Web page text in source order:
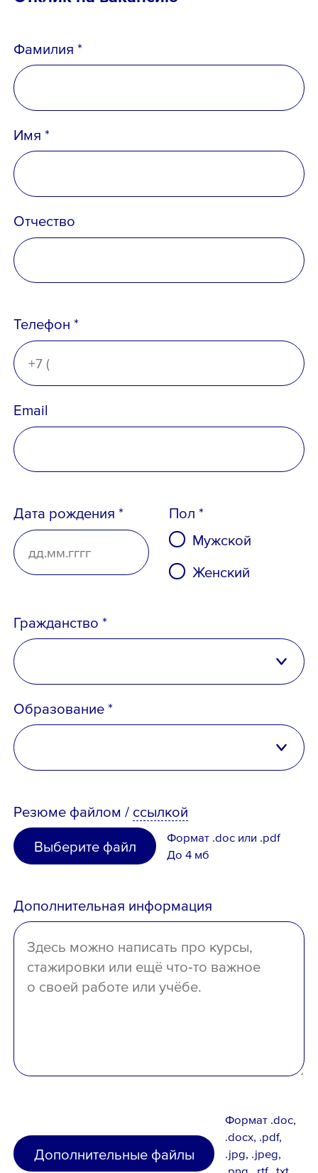
Email *
Вопрос *
Ознакомлен с Политикой
Фамилия *
Имя *
Отчество
Телефон *
Email
Дата рождения *
Пол *
Мужской
Женский
Гражданство *
Беларусь
Узбекистан
Иное
Образование *
неполное высшее
среднее специальное
отсутствует
Резюме файлом / ссылкой
Выберите файл
Формат .doc или .pdf
До 4 мб
Дополнительная информация
Дополнительные файлы
Формат .doc,
.docx, .pdf,
.jpg, .jpeg,